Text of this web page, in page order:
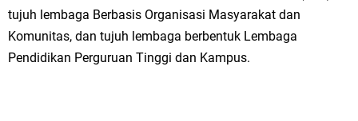
tujuh lembaga Berbasis Organisasi Masyarakat dan
Komunitas, dan tujuh lembaga berbentuk Lembaga
Pendidikan Perguruan Tinggi dan Kampus.